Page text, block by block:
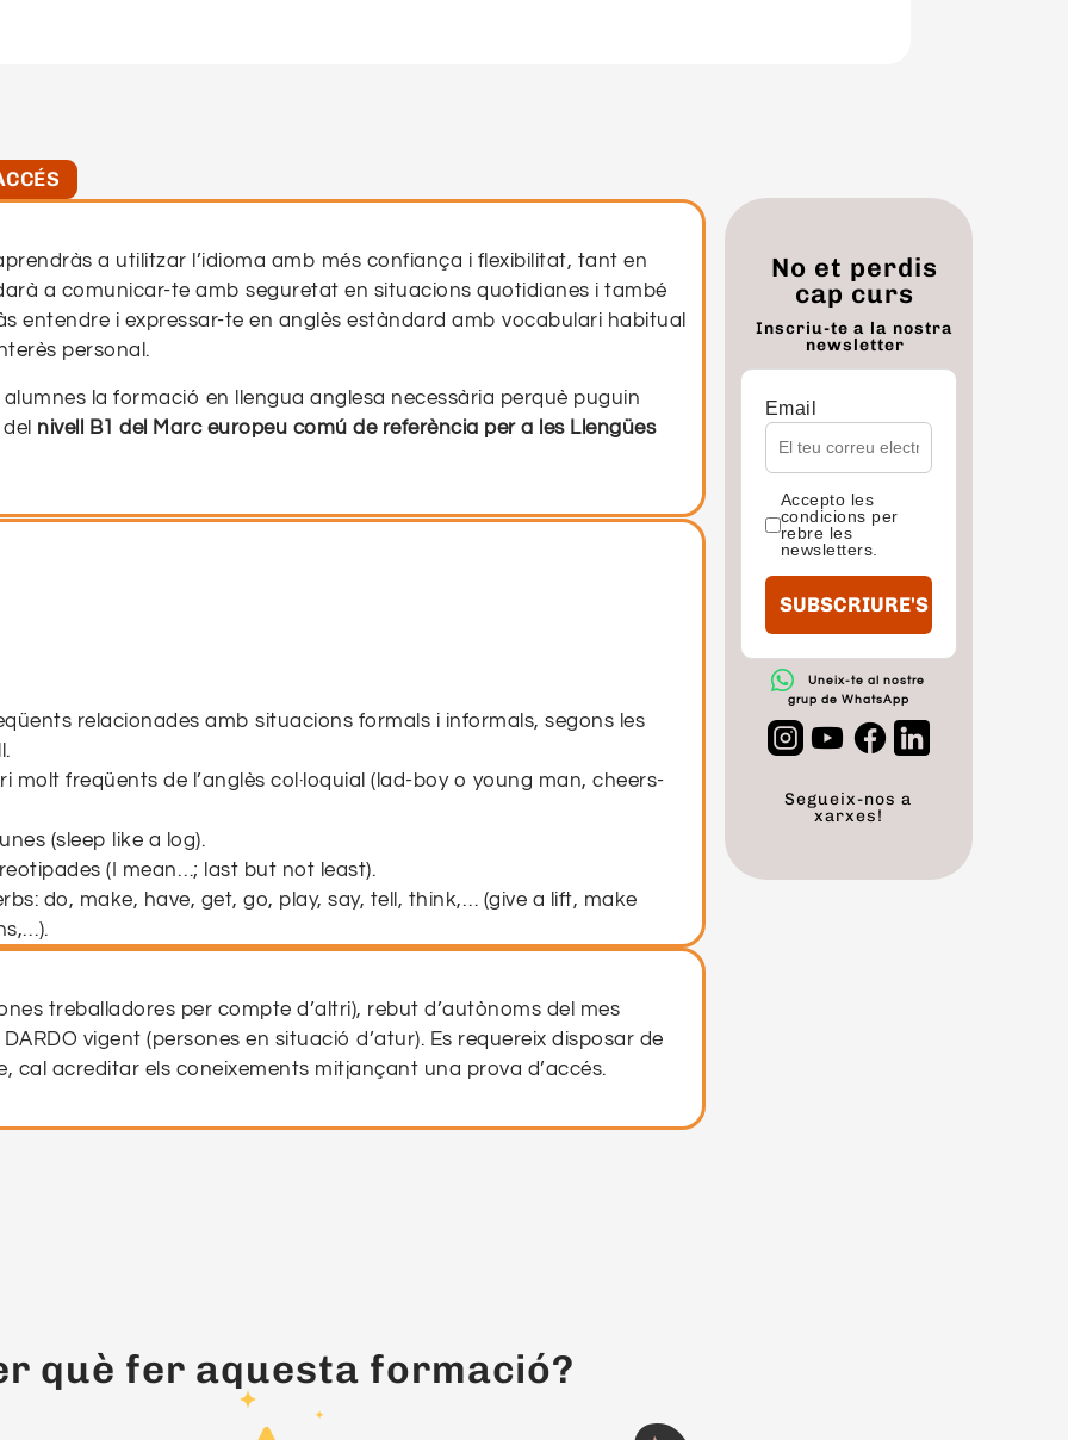
a utilitzar l’idioma amb més confiança i flexibilitat, tant en
a comunicar-te amb seguretat en situacions quotidianes i també
entendre i expressar-te en anglès estàndard amb vocabulari habitual
personal.
la formació en llengua anglesa necessària perquè puguin
nivell B1 del Marc europeu comú de referència per a les Llengües
relacionades amb situacions formals i informals, segons les
molt freqüents de l’anglès col·loquial (lad-boy o young man, cheers-
(sleep like a log).
(I mean…; last but not least).
do, make, have, get, go, play, say, tell, think,… (give a lift, make
is good news. Arrived safe and sound).
little, say/tell).
→ flower → plant).
treballadores per compte d’altri), rebut d’autònoms del mes
vigent (persones en situació d’atur). Es requereix disposar de
cal acreditar els coneixements mitjançant una prova d’accés.
No et perdis
cap curs
Inscriu-te a la nostra
newsletter
Email
Accepto les
condicions per
rebre les
newsletters.
SUBSCRIURE'S
Uneix-te al nostre
grup de WhatsApp
Segueix-nos a
xarxes!
què fer aquesta formació?